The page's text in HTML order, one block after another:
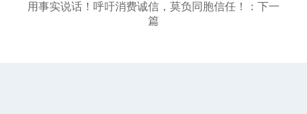
用事实说话！呼吁消费诚信，莫负同胞信任！：下一
篇